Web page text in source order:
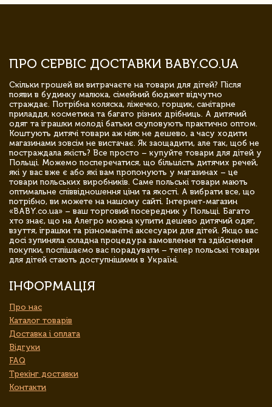
ПРО СЕРВІС ДОСТАВКИ BABY.CO.UA
Скільки грошей ви витрачаєте на товари для дітей? Після
появи в будинку малюка, сімейний бюджет відчутно
страждає. Потрібна коляска, ліжечко, горщик, санітарне
приладдя, косметика та багато різних дрібниць. А дитячий
одяг та іграшки молоді батьки скуповують практично оптом.
Коштують дитячі товари аж ніяк не дешево, а часу ходити
магазинами зовсім не вистачає. Як заощадити, але так, щоб не
постраждала якість? Все просто – купуйте товари для дітей у
Польщі. Можемо посперечатися, що більшість дитячих речей,
які у вас вже є або які вам пропонують у магазинах – це
товари польських виробників. Саме польські товари мають
оптимальне співвідношення ціни та якості. А вибрати все, що
потрібно, ви можете на нашому сайті. Інтернет-магазин
«BABY.co.ua» – ваш торговий посередник у Польщі. Багато
хто знає, що на Алегро можна купити дешево дитячий одяг,
взуття, іграшки та різноманітні аксесуари для дітей. Якщо вас
досі зупиняла складна процедура замовлення та здійснення
покупки, поспішаємо вас порадувати – тепер польські товари
для дітей стають доступнішими в Україні.
ІНФОРМАЦІЯ
Про нас
Каталог товарів
Доставка і оплата
Відгуки
FAQ
Трекінг доставки
Контакти